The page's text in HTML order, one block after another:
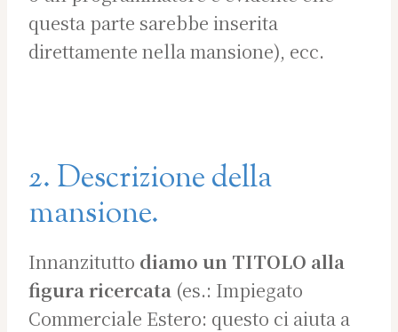
questa parte sarebbe inserita
direttamente nella mansione), ecc.
2. Descrizione della
mansione.
Innanzitutto diamo un TITOLO alla
figura ricercata (es.: Impiegato
Commerciale Estero: questo ci aiuta a